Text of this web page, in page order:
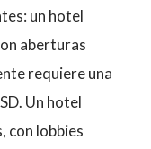
un hotel
aberturas
requiere una
Un hotel
con lobbies